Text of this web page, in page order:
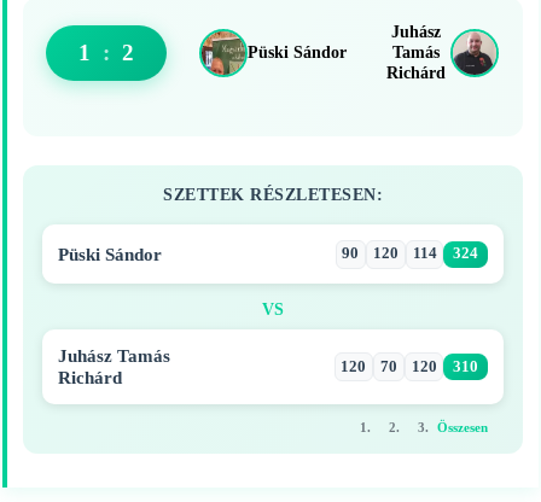
Püski Sándor
1 : 2
Juhász
Tamás
Richárd
SZETTEK RÉSZLETESEN:
Püski Sándor 90 120 114 324
VS
Juhász Tamás
Richárd
120 70 120 310
1. 2. 3. Összesen